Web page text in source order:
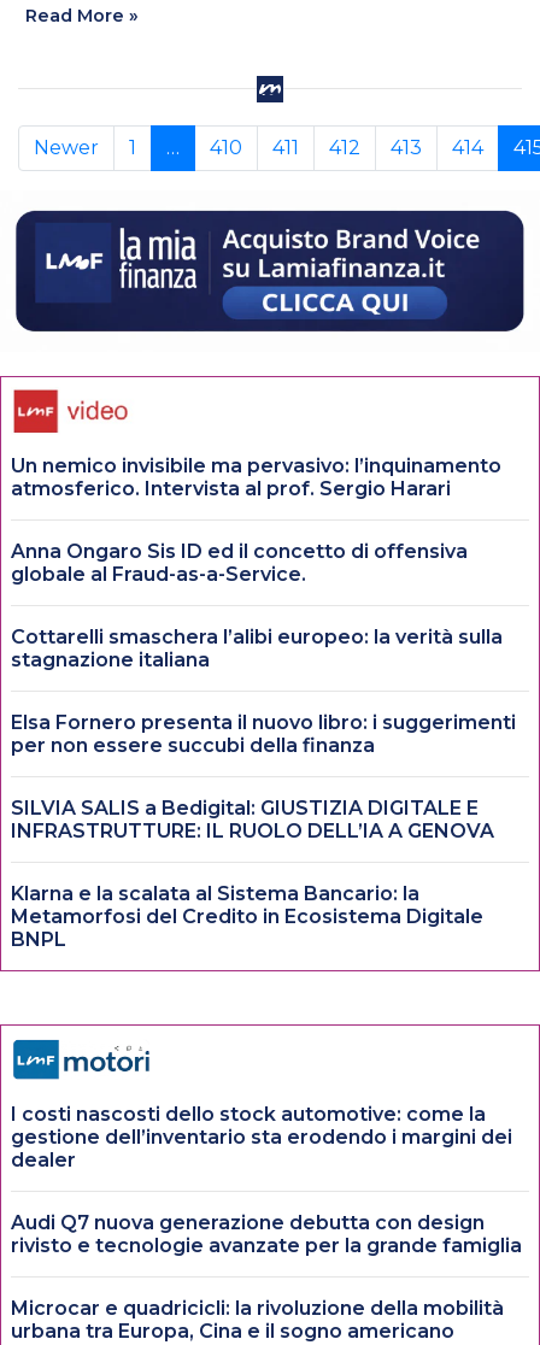
Read More »
Newer 1 … 410 411 412 413 414
Un nemico invisibile ma pervasivo: l’inquinamento
atmosferico. Intervista al prof. Sergio Harari
Anna Ongaro Sis ID ed il concetto di offensiva
globale al Fraud-as-a-Service.
Cottarelli smaschera l’alibi europeo: la verità sulla
stagnazione italiana
Elsa Fornero presenta il nuovo libro: i suggerimenti
per non essere succubi della finanza
SILVIA SALIS a Bedigital: GIUSTIZIA DIGITALE E
INFRASTRUTTURE: IL RUOLO DELL’IA A GENOVA
Klarna e la scalata al Sistema Bancario: la
Metamorfosi del Credito in Ecosistema Digitale
BNPL
I costi nascosti dello stock automotive: come la
gestione dell’inventario sta erodendo i margini dei
dealer
Audi Q7 nuova generazione debutta con design
rivisto e tecnologie avanzate per la grande famiglia
Microcar e quadricicli: la rivoluzione della mobilità
urbana tra Europa, Cina e il sogno americano